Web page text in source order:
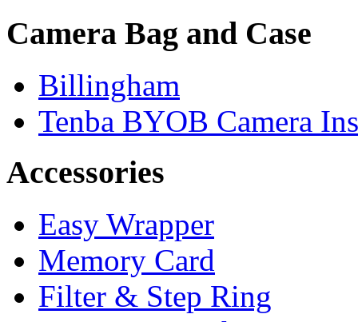
Camera Bag and Case
Billingham
Tenba BYOB Camera
Accessories
Easy Wrapper
Memory Card
Filter & Step Ring